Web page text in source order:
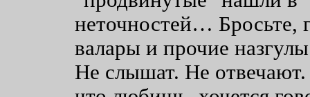
неточностей… Бросьте,
валары и прочие
Не слышат. Не